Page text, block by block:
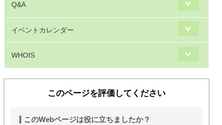
Q&A
イベントカレンダー
WHOIS
このページを評価してください
このWebページは役に立ちましたか？